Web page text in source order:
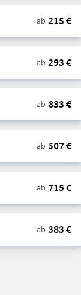
ab 215 €
ab 293 €
ab 833 €
ab 507 €
ab 715 €
ab 383 €